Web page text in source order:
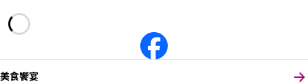
搜尋永旺夢樂城
美食饗宴